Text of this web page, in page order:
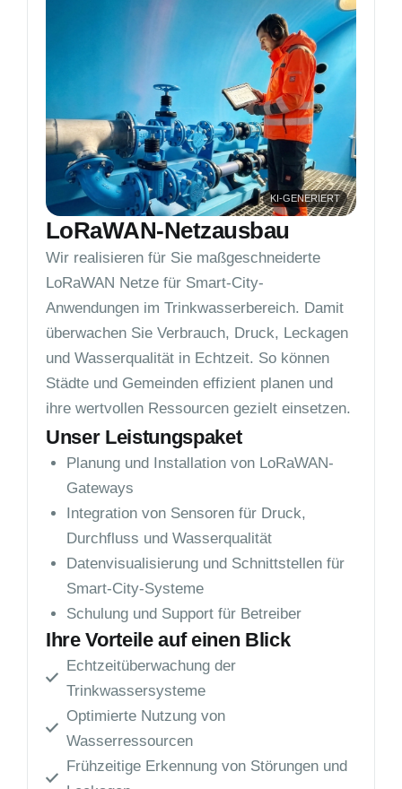
LoRaWAN-Netzausbau
Wir realisieren für Sie maßgeschneiderte
LoRaWAN Netze für Smart-City-
Anwendungen im Trinkwasserbereich. Damit
überwachen Sie Verbrauch, Druck, Leckagen
und Wasserqualität in Echtzeit. So können
Städte und Gemeinden effizient planen und
ihre wertvollen Ressourcen gezielt einsetzen.
Unser Leistungspaket
Planung und Installation von LoRaWAN-
Gateways
Integration von Sensoren für Druck,
Durchfluss und Wasserqualität
Datenvisualisierung und Schnittstellen für
Smart-City-Systeme
Schulung und Support für Betreiber
Ihre Vorteile auf einen Blick
Echtzeitüberwachung der
Trinkwassersysteme
Optimierte Nutzung von
Wasserressourcen
Frühzeitige Erkennung von Störungen und